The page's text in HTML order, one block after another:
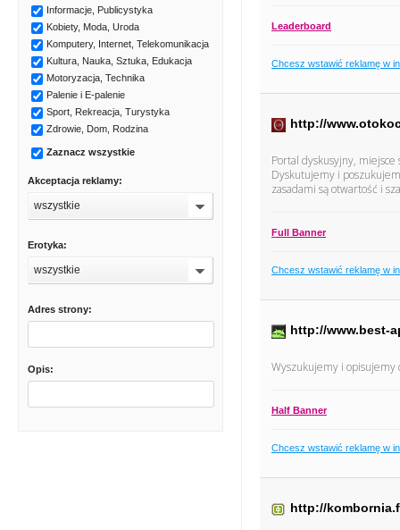
Informacje, Publicystyka
Kobiety, Moda, Uroda
Komputery, Internet, Telekomunikacja
Kultura, Nauka, Sztuka, Edukacja
Motoryzacja, Technika
Palenie i E-palenie
Sport, Rekreacja, Turystyka
Zdrowie, Dom, Rodzina
Zaznacz wszystkie
Akceptacja reklamy:
wszystkie
Erotyka:
wszystkie
Adres strony:
Opis:
Leaderboard
Chcesz wstawić reklamę w
http://
Portal dyskusyjny,
Dyskutujemy i
zasadami są otwartość i
Full Banner
Chcesz wstawić reklamę w
http://www.best-
Wyszukujemy i opisujemy
Half Banner
Chcesz wstawić reklamę w
http://